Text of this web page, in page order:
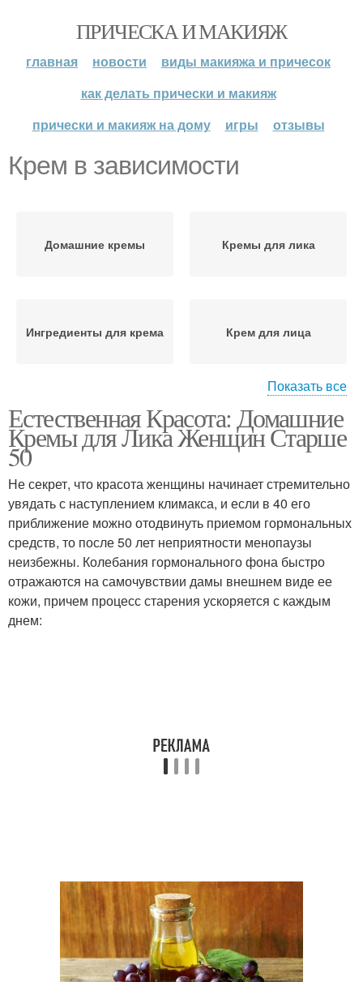
ПРИЧЕСКА И МАКИЯЖ
главная новости
виды макияжа и причесок
как делать прически и макияж
прически и макияж на дому
игры отзывы
Крем в зависимости
Домашние кремы Кремы для лика
Ингредиенты для крема Крем для лица
Кремы для лица
Кремы по массажным
линиям
Крем для области
Антицеллюлитные
кремы
Ночные кремы Ночной крем
Домашний крем Крем с маслом
Показать все
Естественная Красота: Домашние
Кремы для Лика Женщин Старше
50
Не секрет, что красота женщины начинает стремительно
увядать с наступлением климакса, и если в 40 его
приближение можно отодвинуть приемом гормональных
средств, то после 50 лет неприятности менопаузы
неизбежны. Колебания гормонального фона быстро
отражаются на самочувствии дамы внешнем виде ее
кожи, причем процесс старения ускоряется с каждым
днем: